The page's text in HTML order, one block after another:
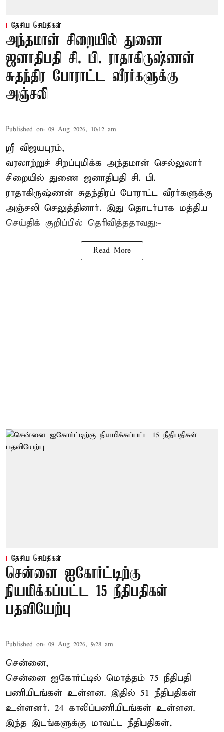
தேசிய செய்திகள்
அந்தமான் சிறையில் துணை
ஜனாதிபதி சி. பி. ராதாகிருஷ்ணன்
சுதந்திர போராட்ட வீரர்களுக்கு
அஞ்சலி
Published on: 09 Aug 2026, 10:12 am
ஸ்ரீ விஜயபுரம்,
வரலாற்றுச் சிறப்புமிக்க அந்தமான் செல்லுலார்
சிறையில் துணை ஜனாதிபதி சி. பி.
ராதாகிருஷ்ணன் சுதந்திரப் போராட்ட வீரர்களுக்கு
அஞ்சலி செலுத்தினார். இது தொடர்பாக மத்திய
செய்திக் குறிப்பில் தெரிவித்ததாவது:-
Read More
தேசிய செய்திகள்
சென்னை ஐகோர்ட்டிற்கு
நியமிக்கப்பட்ட 15 நீதிபதிகள்
பதவியேற்பு
Published on: 09 Aug 2026, 9:28 am
சென்னை,
சென்னை ஐகோர்ட்டில் மொத்தம் 75 நீதிபதி
பணியிடங்கள் உள்ளன. இதில் 51 நீதிபதிகள்
உள்ளனர். 24 காலிப்பணியிடங்கள் உள்ளன.
இந்த இடங்களுக்கு மாவட்ட நீதிபதிகள்,